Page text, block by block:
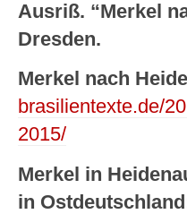
Ausriß. “Merkel
Dresden.
Merkel nach
brasilientexte.de/
2015/
Merkel in
in